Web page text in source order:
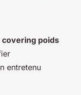
poids
entretenu